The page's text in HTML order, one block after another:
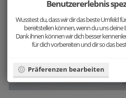
Benutzererlebnis
Wusstest du, dass wir dir das beste Umfeld
bereitstellen können, wenn du uns deine
Dank ihnen können wir dich besser
für dich vorbereiten und dir so das
Präferenzen bearbeiten